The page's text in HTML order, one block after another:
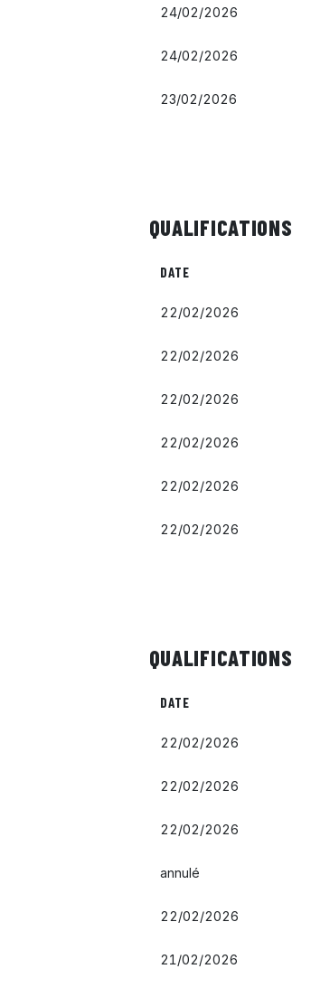
24/02/2026
24/02/2026
23/02/2026
QUALIFICATIONS
DATE
22/02/2026
22/02/2026
22/02/2026
22/02/2026
22/02/2026
22/02/2026
QUALIFICATIONS
DATE
22/02/2026
22/02/2026
22/02/2026
annulé
22/02/2026
21/02/2026